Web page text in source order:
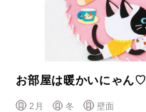
お部屋は暖かいにゃん♡
2月 冬 壁面